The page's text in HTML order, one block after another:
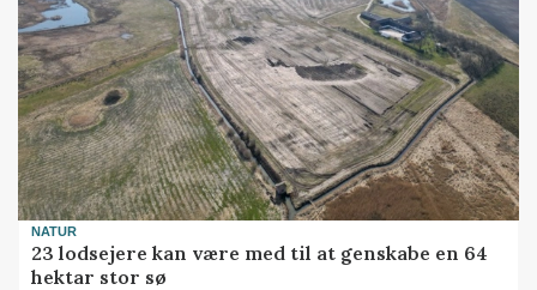
NATUR
23 lodsejere kan være med til at genskabe en 64
hektar stor sø